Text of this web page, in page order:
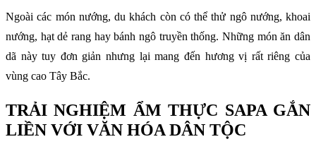
Ngoài các món nướng, du khách còn có thể thử ngô nướng, khoai
nướng, hạt dẻ rang hay bánh ngô truyền thống. Những món ăn dân
dã này tuy đơn giản nhưng lại mang đến hương vị rất riêng của
vùng cao Tây Bắc.
TRẢI NGHIỆM ẨM THỰC SAPA GẮN
LIỀN VỚI VĂN HÓA DÂN TỘC